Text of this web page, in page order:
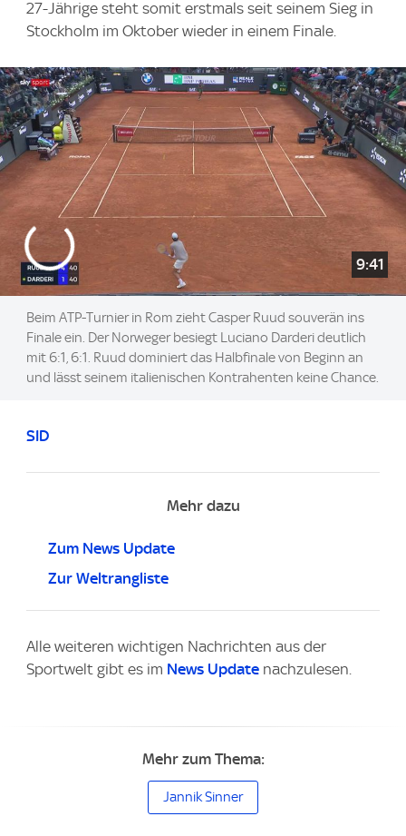
27-Jährige steht somit erstmals seit seinem Sieg in
Stockholm im Oktober wieder in einem Finale.
9:41
Beim ATP-Turnier in Rom zieht Casper Ruud souverän ins
Finale ein. Der Norweger besiegt Luciano Darderi deutlich
mit 6:1, 6:1. Ruud dominiert das Halbfinale von Beginn an
und lässt seinem italienischen Kontrahenten keine Chance.
SID
Mehr dazu
Zum News Update
Zur Weltrangliste
Alle weiteren wichtigen Nachrichten aus der
Sportwelt gibt es im News Update nachzulesen.
Mehr zum Thema:
Jannik Sinner